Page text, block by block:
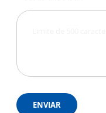
ENVIAR